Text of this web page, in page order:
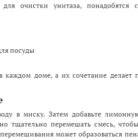
очистки унитаза, понадобятся
посуды
доме, а их сочетание делает
в миску. Затем добавьте
тщательно перемешать смесь,
может образоваться